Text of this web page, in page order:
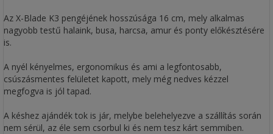
Az X-Blade K3 pengéjének hosszúsága 16 cm, mely alkalmas
nagyobb testű halaink, busa, harcsa, amur és ponty előkésztésére
is.
A nyél kényelmes, ergonomikus és ami a legfontosabb,
csúszásmentes felületet kapott, mely még nedves kézzel
megfogva is jól tapad.
A késhez ajándék tok is jár, melybe belehelyezve a szállítás során
nem sérül, az éle sem csorbul ki és nem tesz kárt semmiben.